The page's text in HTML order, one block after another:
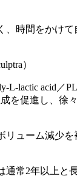
、時間をかけ
）
L-lactic acid／
を促進し、徐
リューム減少
通常2年以上と